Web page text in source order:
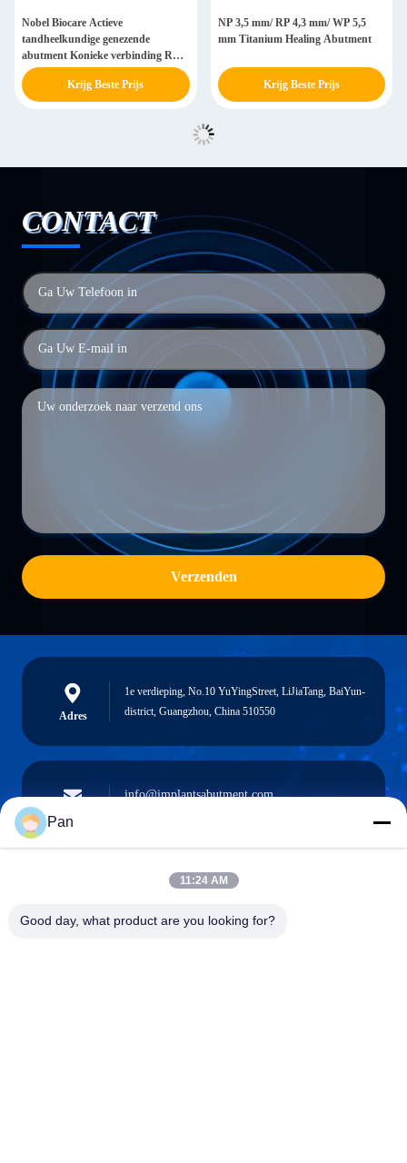
Nobel Biocare Actieve
tandheelkundige genezende
abutment Konieke verbinding RP
Ø 3.6 x 3/5/7 mm
Krijg Beste Prijs
NP 3,5 mm/ RP 4,3 mm/ WP 5,5
mm Titanium Healing Abutment
Krijg Beste Prijs
CONTACT
Verzenden
Adres
1e verdieping, No.10 YuYingStreet, LiJiaTang, BaiYun-
district, Guangzhou, China 510550
E-mailen
info@implantsabutment.com
Telefoon
Pan
11:24 AM
Good day, what product are you looking for?